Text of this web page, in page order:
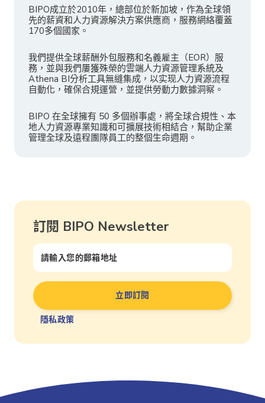
BIPO成立於2010年，總部位於新加坡，作為全球領
先的薪資和人力資源解決方案供應商，服務網絡覆蓋
170多個國家。
我們提供全球薪酬外包服務和名義雇主（EOR）服
務，並與我們屢獲殊榮的雲端人力資源管理系統及
Athena BI分析工具無縫集成，以实现人力資源流程
自動化，確保合規運營，並提供勞動力數據洞察。
BIPO 在全球擁有 50 多個辦事處，將全球合規性、本
地人力資源專業知識和可擴展技術相結合，幫助企業
管理全球及遠程團隊員工的整個生命週期。
訂閱 BIPO Newsletter
隱私政策